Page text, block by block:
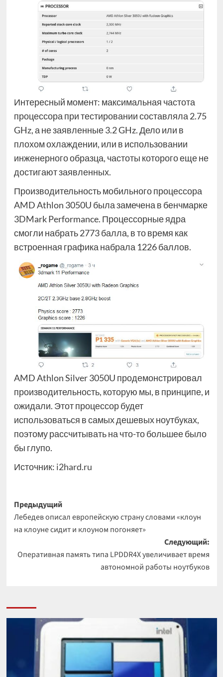
Интересный момент: максимальная частота
процессора при тестировании составляла 2.75
GHz, а не заявленные 3.2 GHz. Дело или в
плохом охлаждении, или в использовании
инженерного образца, частоты которого еще не
достигают заявленных.
Производительность мобильного процессора
AMD Athlon 3050U была замечена в бенчмарке
3DMark Performance. Процессорные ядра
смогли набрать 2773 балла, в то время как
встроенная графика набрала 1226 баллов.
AMD Athlon Silver 3050U продемонстрировал
производительность, которую мы, в принципе, и
ожидали. Этот процессор будет
использоваться в самых дешевых ноутбуках,
поэтому рассчитывать на что-то большее было
бы глупо.
Источник: i2hard.ru
Навигация
записи
Предыдущий
Лебедев описал европейскую страну словами «клоун
на клоуне сидит и клоуном погоняет»
Следующий:
Оперативная память типа LPDDR4X увеличивает время
автономной работы ноутбуков